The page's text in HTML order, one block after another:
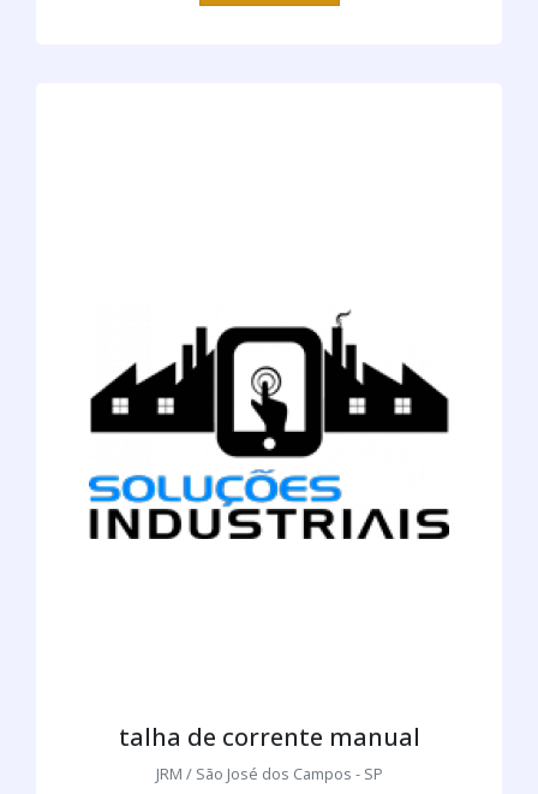
talha de corrente manual
JRM / São José dos Campos - SP